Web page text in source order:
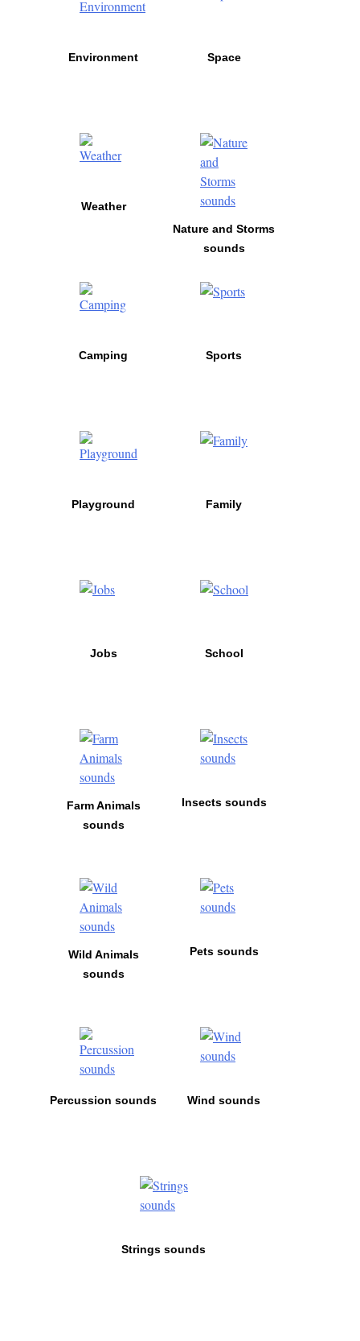
Environment Space
Weather
Nature and Storms
sounds
Camping Sports
Playground Family
Jobs School
Farm Animals
sounds
Insects sounds
Wild Animals
sounds
Pets sounds
Percussion sounds Wind sounds
Strings sounds